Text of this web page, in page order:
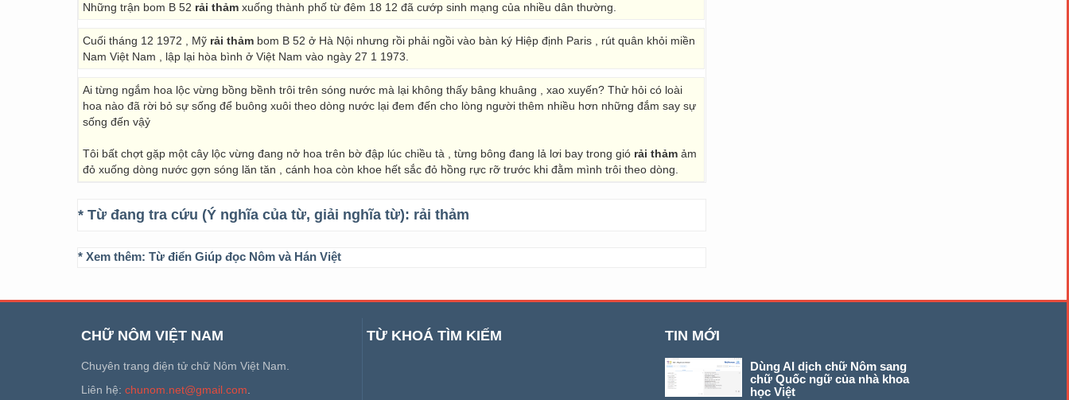
Những trận bom B 52 rải thảm xuống thành phố từ đêm 18 12 đã cướp sinh mạng của nhiều dân thường.
Cuối tháng 12 1972 , Mỹ rải thảm bom B 52 ở Hà Nội nhưng rồi phải ngồi vào bàn ký Hiệp định Paris , rút quân khỏi miền
Nam Việt Nam , lập lại hòa bình ở Việt Nam vào ngày 27 1 1973.
Ai từng ngắm hoa lộc vừng bồng bềnh trôi trên sóng nước mà lại không thấy bâng khuâng , xao xuyến? Thử hỏi có loài
hoa nào đã rời bỏ sự sống để buông xuôi theo dòng nước lại đem đến cho lòng người thêm nhiều hơn những đắm say sự
sống đến vậỷ
Tôi bất chợt gặp một cây lộc vừng đang nở hoa trên bờ đập lúc chiều tà , từng bông đang lả lơi bay trong gió rải thảm ảm
đỏ xuống dòng nước gợn sóng lăn tăn , cánh hoa còn khoe hết sắc đỏ hồng rực rỡ trước khi đằm mình trôi theo dòng.
* Từ đang tra cứu (Ý nghĩa của từ, giải nghĩa từ): rải thảm
* Xem thêm: Từ điển Giúp đọc Nôm và Hán Việt
CHỮ NÔM VIỆT NAM
Chuyên trang điện tử chữ Nôm Việt Nam.
Liên hệ: chunom.net@gmail.com
TỪ KHOÁ TÌM KIẾM TIN MỚI
Dùng AI dịch chữ Nôm sang
chữ Quốc ngữ của nhà khoa
học Việt